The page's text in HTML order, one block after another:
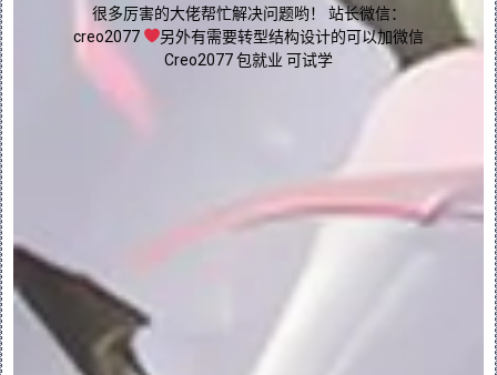
7.单击 “确定”(OK)。
分割原始主体的不邻接部分以形成新主体：
体。选择一个或多个主体曲面以将此类体积块
主体”(Split Body) 选项卡随即打开。
2.在“分割依据”(Split By) 下，单击 “体
积块”(Volume)
很多厉害的大佬帮忙解决问题哟！ 站长微信：
creo2077
另外有需要转型结构设计的可以加微信
Creo2077 包就业 可试学